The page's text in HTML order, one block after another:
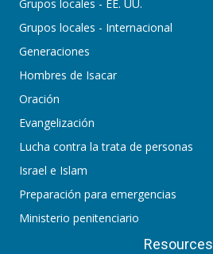
Grupos locales - EE. UU.
Grupos locales - Internacional
Generaciones
Hombres de Isacar
Oración
Evangelización
Lucha contra la trata de personas
Israel e Islam
Preparación para emergencias
Ministerio penitenciario
Resources